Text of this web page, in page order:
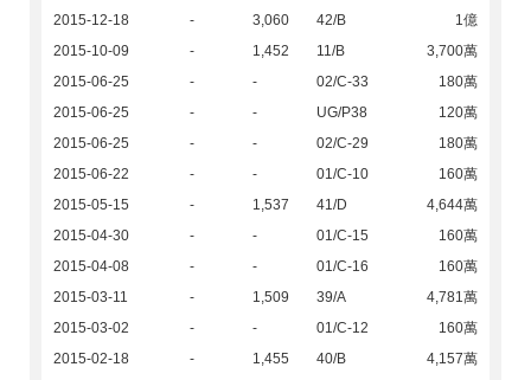
2015-12-18
- 3,060 42/B
1億
2015-10-09
- 1,452 11/B
3,700萬
2015-06-25
- - 02/C-33
180萬
2015-06-25
- - UG/P38
120萬
2015-06-25
- - 02/C-29
180萬
2015-06-22
- - 01/C-10
160萬
2015-05-15
- 1,537 41/D
4,644萬
2015-04-30
- - 01/C-15
160萬
2015-04-08
- - 01/C-16
160萬
2015-03-11
- 1,509 39/A
4,781萬
2015-03-02
- - 01/C-12
160萬
2015-02-18
- 1,455 40/B
4,157萬